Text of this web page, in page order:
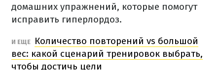
домашних упражнений, которые помогут
исправить гиперлордоз.
И ЕЩЕ
Количество повторений vs большой
вес: какой сценарий тренировок выбрать,
чтобы достичь цели